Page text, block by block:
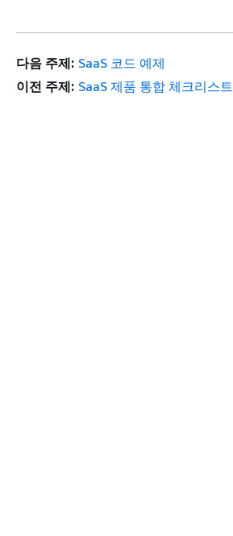
다음 주제: SaaS 코드 예제
이전 주제: SaaS 제품 통합 체크리스트